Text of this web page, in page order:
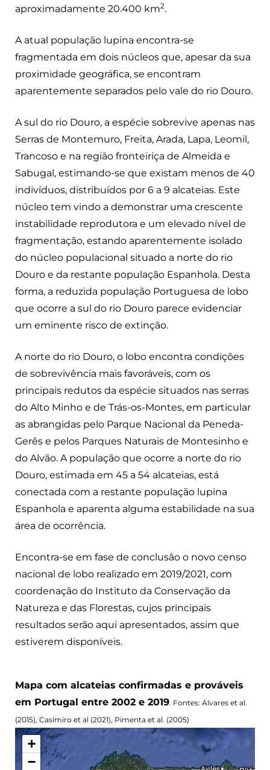
aproximadamente 20.400 km2.
A atual população lupina encontra-se
fragmentada em dois núcleos que, apesar da sua
proximidade geográfica, se encontram
aparentemente separados pelo vale do rio Douro.
A sul do rio Douro, a espécie sobrevive apenas nas
Serras de Montemuro, Freita, Arada, Lapa, Leomil,
Trancoso e na região fronteiriça de Almeida e
Sabugal, estimando-se que existam menos de 40
indivíduos, distribuídos por 6 a 9 alcateias. Este
núcleo tem vindo a demonstrar uma crescente
instabilidade reprodutora e um elevado nível de
fragmentação, estando aparentemente isolado
do núcleo populacional situado a norte do rio
Douro e da restante população Espanhola. Desta
forma, a reduzida população Portuguesa de lobo
que ocorre a sul do rio Douro parece evidenciar
um eminente risco de extinção.
A norte do rio Douro, o lobo encontra condições
de sobrevivência mais favoráveis, com os
principais redutos da espécie situados nas serras
do Alto Minho e de Trás-os-Montes, em particular
as abrangidas pelo Parque Nacional da Peneda-
Gerês e pelos Parques Naturais de Montesinho e
do Alvão. A população que ocorre a norte do rio
Douro, estimada em 45 a 54 alcateias, está
conectada com a restante população lupina
Espanhola e aparenta alguma estabilidade na sua
área de ocorrência.
Encontra-se em fase de conclusão o novo censo
nacional de lobo realizado em 2019/2021, com
coordenação do Instituto da Conservação da
Natureza e das Florestas, cujos principais
resultados serão aqui apresentados, assim que
estiverem disponíveis.
Mapa com alcateias confirmadas e prováveis
em Portugal entre 2002 e 2019. Fontes: Álvares et al.
(2015), Casimiro et al (2021), Pimenta et al. (2005)
+
−
LOADING